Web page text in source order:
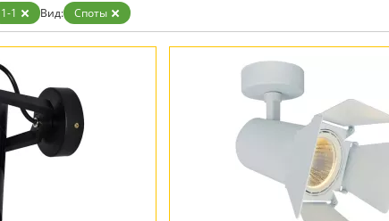
Бронза
Золото
Прозрачные
1-1 Вид: Споты